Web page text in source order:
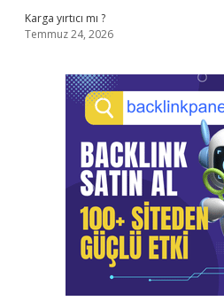
Karga yırtıcı mı ?
Temmuz 24, 2026